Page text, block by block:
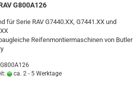
G800A126
für Serie RAV G7440.XX, G7441.XX und
Rei­fen­mon­tier­ma­schi­nen von But­ler
ca. 2 - 5 Werktage